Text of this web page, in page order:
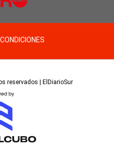
reservados | ElDiarioSur